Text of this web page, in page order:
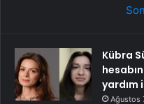
Kübra
yardım
Ağustos